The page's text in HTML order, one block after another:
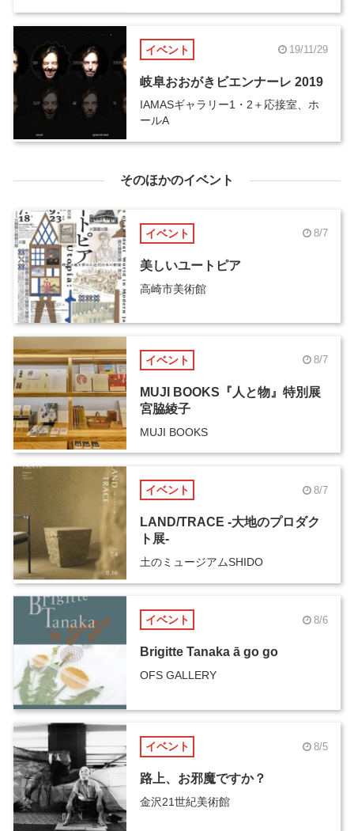
イベント 19/11/29
岐阜おおがきビエンナーレ 2019
IAMASギャラリー1・2＋応接室、ホ
ールA
そのほかのイベント
イベント 8/7
美しいユートピア
高崎市美術館
イベント 8/7
MUJI BOOKS『人と物』特別展
宮脇綾子
MUJI BOOKS
イベント 8/7
LAND/TRACE -大地のプロダク
ト展-
土のミュージアムSHIDO
イベント 8/6
Brigitte Tanaka ā go go
OFS GALLERY
イベント 8/5
路上、お邪魔ですか？
金沢21世紀美術館